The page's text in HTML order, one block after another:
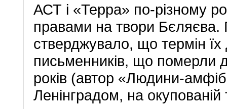
АСТ і «Терра» по-різному
правами на твори
стверджувало, що термін їх
письменників, що померли
років (автор «Людини-
Ленінградом, на окупованій